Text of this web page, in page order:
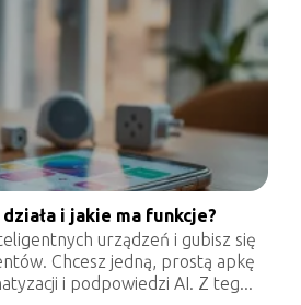
i jakie ma funkcje?
urządzeń i gubisz się
Chcesz jedną, prostą apkę
i podpowiedzi AI. Z teg...